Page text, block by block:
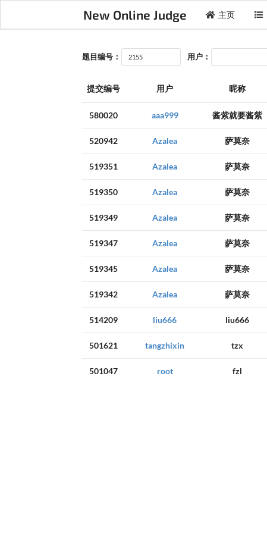
New Online Judge 主页
题目编号： 用户：
提交编号 用户 昵称
580020 aaa999 酱紫就要酱紫
520942 Azalea 萨莫奈
519351 Azalea 萨莫奈
519350 Azalea 萨莫奈
519349 Azalea 萨莫奈
519347 Azalea 萨莫奈
519345 Azalea 萨莫奈
519342 Azalea 萨莫奈
514209 liu666 liu666
501621 tangzhixin tzx
501047 root fzl